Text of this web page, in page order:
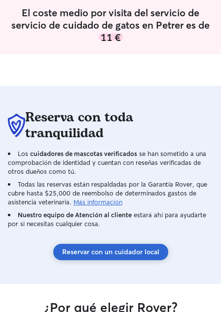
El coste medio por visita del servicio de
servicio de cuidado de gatos en Petrer es de
11 €
Reserva con toda
tranquilidad
Los cuidadores de mascotas verificados se han sometido a una
comprobación de identidad y cuentan con reseñas verificadas de
otros dueños como tú.
Todas las reservas están respaldadas por la Garantía Rover, que
cubre hasta $25,000 de reembolso de determinados gastos de
asistencia veterinaria. Más información
Nuestro equipo de Atención al cliente estará ahí para ayudarte
por si necesitas cualquier cosa.
Reservar con un cuidador local
¿Por qué elegir Rover?